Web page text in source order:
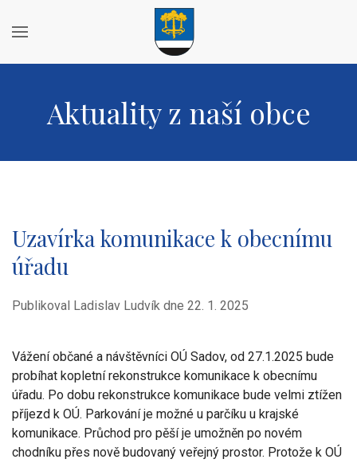
Aktuality z naší obce
Uzavírka komunikace k obecnímu
úřadu
Publikoval Ladislav Ludvík dne 22. 1. 2025
Vážení občané a návštěvníci OÚ Sadov, od 27.1.2025 bude
probíhat kopletní rekonstrukce komunikace k obecnímu
úřadu. Po dobu rekonstrukce komunikace bude velmi ztížen
příjezd k OÚ. Parkování je možné u parčíku u krajské
komunikace. Průchod pro pěší je umožněn po novém
chodníku přes nově budovaný veřejný prostor. Protože k OÚ